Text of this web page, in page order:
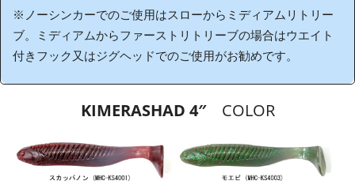
※ノーシンカーでのご使用はスローからミディアムリトリー
ブ。ミディアムからファーストリトリーブの場合はウエイト
付きフック又はジグヘッドでのご使用がお勧めです。
KIMERASHAD 4″COLOR